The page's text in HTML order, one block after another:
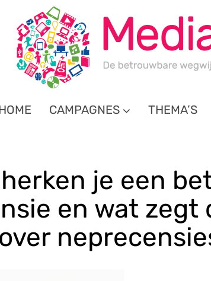
CAMPAGNES THEMA’S
je een
en wat zegt